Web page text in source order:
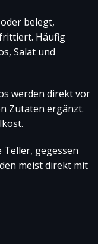
belegt,
Häufig
Salat und
werden direkt vor
Zutaten ergänzt.
Teller, gegessen
meist direkt mit